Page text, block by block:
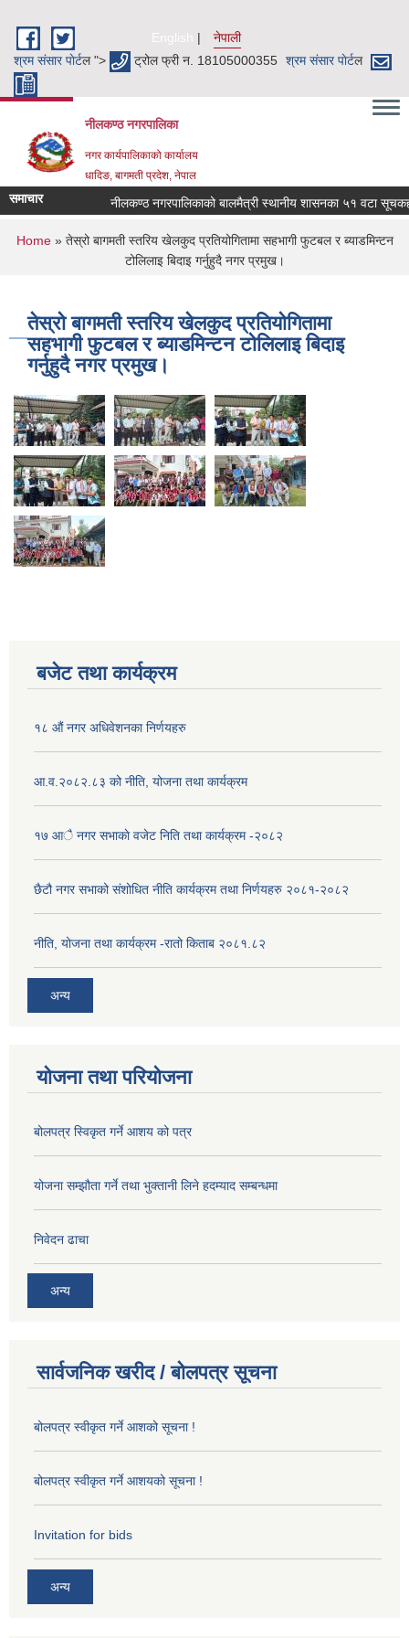
English
नेपाली
श्रम संसार पाेर्टल "> ट्रोल फ्री न. 18105000355 श्रम संसार पाेर्टल
नीलकण्ठ नगरपालिका
नगर कार्यपालिकाको कार्यालय
धादिङ, बागमती प्रदेश, नेपाल
समाचार नीलकण्ठ नगरपालिकाको बालमैत्री स्थानीय शासनका ५१ वटा सूचकहरु
You are here
Home» तेस्रो बागमती स्तरिय खेलकुद प्रतियोगितामा सहभागी फुटबल र ब्याडमिन्टन
टोलिलाइ बिदाइ गर्नुहुदै नगर प्रमुख।
तेस्रो बागमती स्तरिय खेलकुद प्रतियोगितामा
सहभागी फुटबल र ब्याडमिन्टन टोलिलाइ बिदाइ
गर्नुहुदै नगर प्रमुख।
बजेट तथा कार्यक्रम
१८ औं नगर अधिवेशनका निर्णयहरु
आ.व.२०८२.८३ को नीति, योजना तथा कार्यक्रम
१७ आै नगर सभाकाे वजेट निति तथा कार्यक्रम -२०८२
छैटौ नगर सभाको संशोधित नीति कार्यक्रम तथा निर्णयहरु २०८१-२०८२
नीति, योजना तथा कार्यक्रम -रातो किताब २०८१.८२
अन्य
योजना तथा परियोजना
बोलपत्र स्विकृत गर्ने आशय को पत्र
योजना सम्झौता गर्ने तथा भुक्तानी लिने हदम्याद सम्बन्धमा
निवेदन ढाचा
अन्य
सार्वजनिक खरीद / बोलपत्र सूचना
बोलपत्र स्वीकृत गर्ने आशको सूचना !
बोलपत्र स्वीकृत गर्ने आशयको सूचना !
Invitation for bids
अन्य